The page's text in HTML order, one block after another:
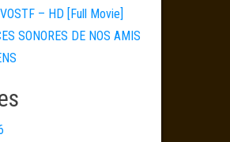
– HD [Full Movie]
SONORES DE NOS AMIS